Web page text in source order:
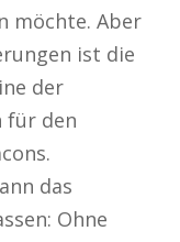
möchte. Aber
ist die
der
für den
das
Ohne